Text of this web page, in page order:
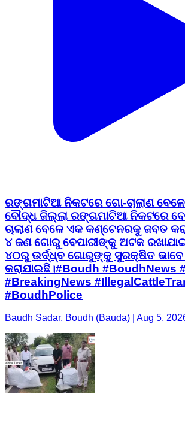
ରଙ୍ଗମାଟିଆ ନିକଟରେ ଗୋ-ଚାଲାଣ
ବୌଦ୍ଧ ଜିଲ୍ଲା ରଙ୍ଗମାଟିଆ ନିକଟରେ
ଚାଲାଣ ବେଳେ ଏକ କଣ୍ଟେନରକୁ ଜବତ
୪ ଜଣ ଗୋରୁ ବେପାରୀଙ୍କୁ ଅଟକ
୪୦ରୁ ଉର୍ଦ୍ଧ୍ବ ଗୋରୁଙ୍କୁ ସୁରକ୍ଷିତ ଭାବେ
କରାଯାଇଛି। ​#Boudh #BoudhNews
#BreakingNews
#BoudhPolice
Baudh Sadar, Boudh (Bauda) | Aug 5,